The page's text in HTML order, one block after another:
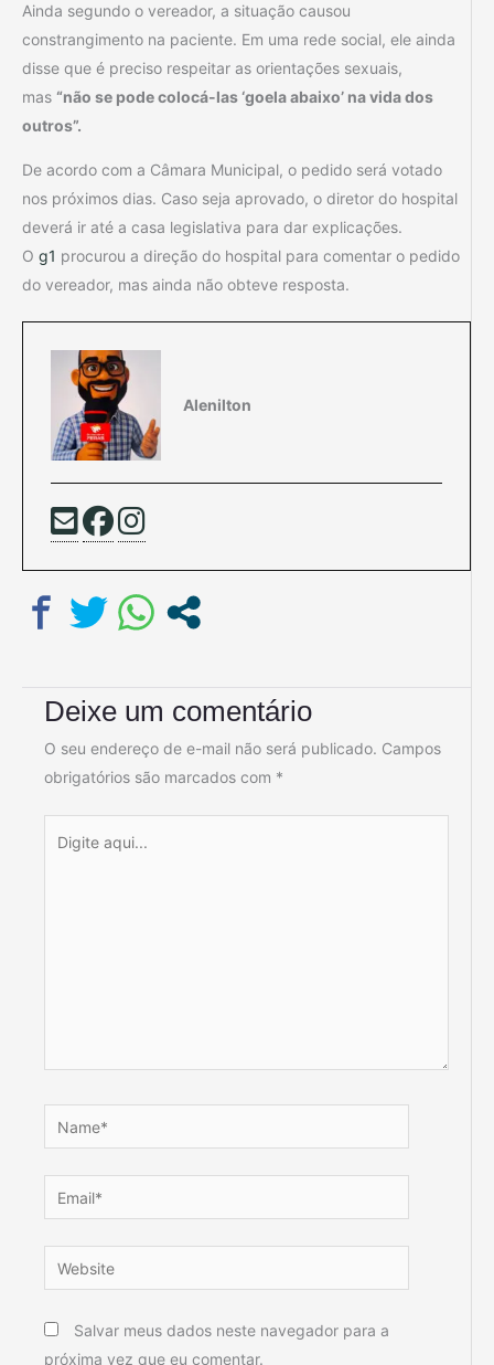
Ainda segundo o vereador, a situação causou
constrangimento na paciente. Em uma rede social, ele ainda
disse que é preciso respeitar as orientações sexuais,
mas “não se pode colocá-las ‘goela abaixo’ na vida dos
outros”.
De acordo com a Câmara Municipal, o pedido será votado
nos próximos dias. Caso seja aprovado, o diretor do hospital
deverá ir até a casa legislativa para dar explicações.
O g1 procurou a direção do hospital para comentar o pedido
do vereador, mas ainda não obteve resposta.
Alenilton
Deixe um comentário
O seu endereço de e-mail não será publicado. Campos
obrigatórios são marcados com *
aqui...
Name*
Email*
Website
Salvar meus dados neste navegador para a
próxima vez que eu comentar.